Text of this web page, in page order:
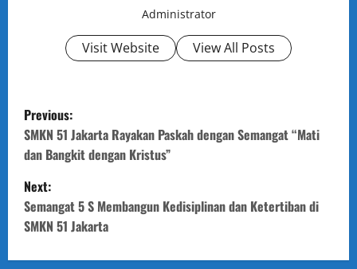
Administrator
Visit Website View All Posts
P
o
s
t
n
Previous:
SMKN 51 Jakarta Rayakan Paskah dengan Semangat “Mati
dan Bangkit dengan Kristus”
Next:
Semangat 5 S Membangun Kedisiplinan dan Ketertiban di
SMKN 51 Jakarta